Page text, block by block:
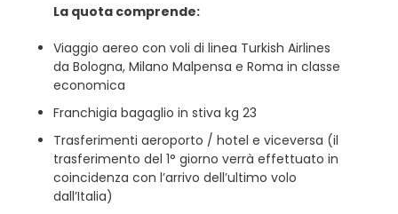
La quota comprende:
Viaggio aereo con voli di linea Turkish Airlines
da Bologna, Milano Malpensa e Roma in classe
economica
Franchigia bagaglio in stiva kg 23
Trasferimenti aeroporto / hotel e viceversa (il
trasferimento del 1° giorno verrà effettuato in
coincidenza con l’arrivo dell’ultimo volo
dall’Italia)